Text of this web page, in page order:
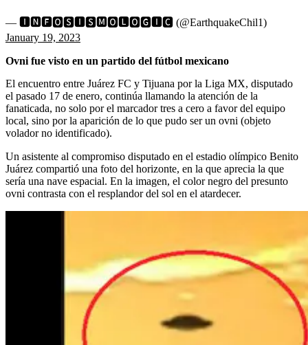
— 🅸🅽🅵🅾🆂🅸🆂🅼🅾🅻🅾🅶🅸🅲 (@EarthquakeChil1)
January 19, 2023
Ovni fue visto en un partido del fútbol mexicano
El encuentro entre Juárez FC y Tijuana por la Liga MX, disputado
el pasado 17 de enero, continúa llamando la atención de la
fanaticada, no solo por el marcador tres a cero a favor del equipo
local, sino por la aparición de lo que pudo ser un ovni (objeto
volador no identificado).
Un asistente al compromiso disputado en el estadio olímpico Benito
Juárez compartió una foto del horizonte, en la que aprecia la que
sería una nave espacial. En la imagen, el color negro del presunto
ovni contrasta con el resplandor del sol en el atardecer.